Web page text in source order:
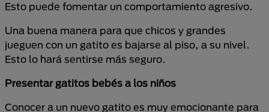
Esto puede fomentar un comportamiento agresivo.
Una buena manera para que chicos y grandes
jueguen con un gatito es bajarse al piso, a su nivel.
Esto lo hará sentirse más seguro.
Presentar gatitos bebés a los niños
Conocer a un nuevo gatito es muy emocionante para